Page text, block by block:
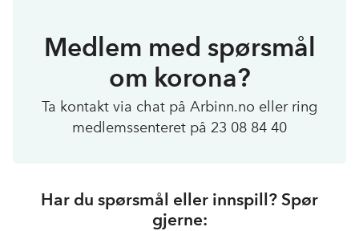
Medlem med spørsmål
om korona?
Ta kontakt via chat på Arbinn.no eller ring
medlemssenteret på 23 08 84 40
Har du spørsmål eller innspill? Spør
gjerne: